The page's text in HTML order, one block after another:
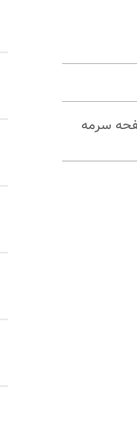
سرمه